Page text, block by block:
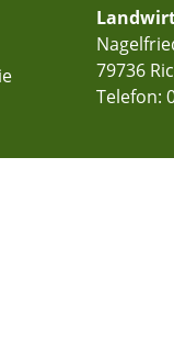
79736
Telefon: